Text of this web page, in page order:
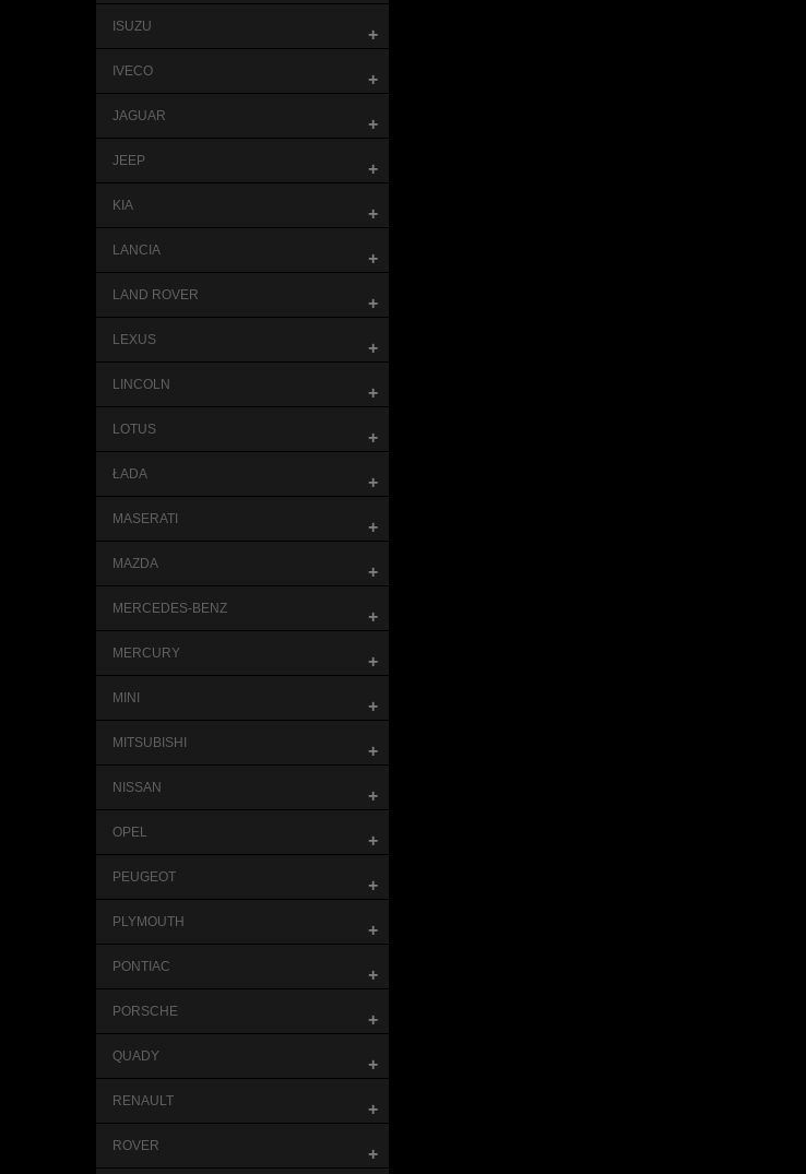
ISUZU +
IVECO +
JAGUAR +
JEEP +
KIA +
LANCIA +
LAND ROVER +
LEXUS +
LINCOLN +
LOTUS +
ŁADA +
MASERATI +
MAZDA +
MERCEDES-BENZ +
MERCURY +
MINI +
MITSUBISHI +
NISSAN +
OPEL +
PEUGEOT +
PLYMOUTH +
PONTIAC +
PORSCHE +
QUADY +
RENAULT +
ROVER +